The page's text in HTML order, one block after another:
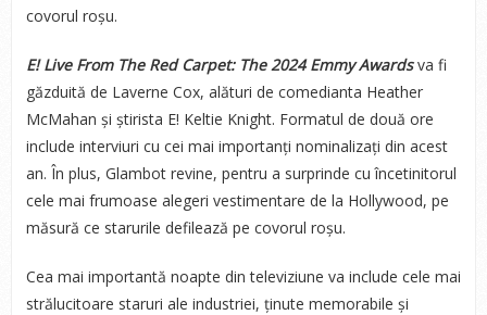
covorul roșu.
E! Live From The Red Carpet: The 2024 Emmy Awardsva fi
găzduită de Laverne Cox, alături de comedianta Heather
McMahan și știrista E! Keltie Knight. Formatul de două ore
include interviuri cu cei mai importanți nominalizați din acest
an. În plus, Glambot revine, pentru a surprinde cu încetinitorul
cele mai frumoase alegeri vestimentare de la Hollywood, pe
măsură ce starurile defilează pe covorul roșu.
Cea mai importantă noapte din televiziune va include cele mai
strălucitoare staruri ale industriei, ținute memorabile și